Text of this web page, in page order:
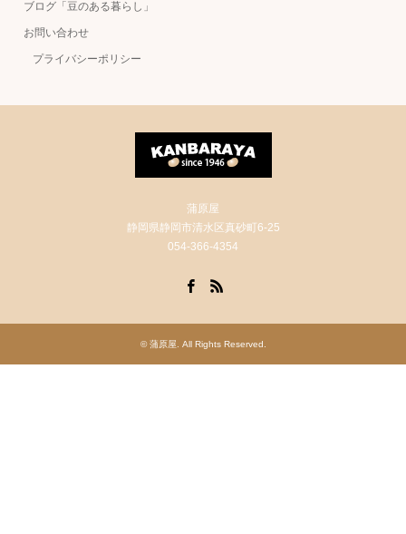
ブログ「豆のある暮らし」
お問い合わせ
プライバシーポリシー
蒲原屋
静岡県静岡市清水区真砂町6-25
054-366-4354
©蒲原屋 . All Rights Reserved.